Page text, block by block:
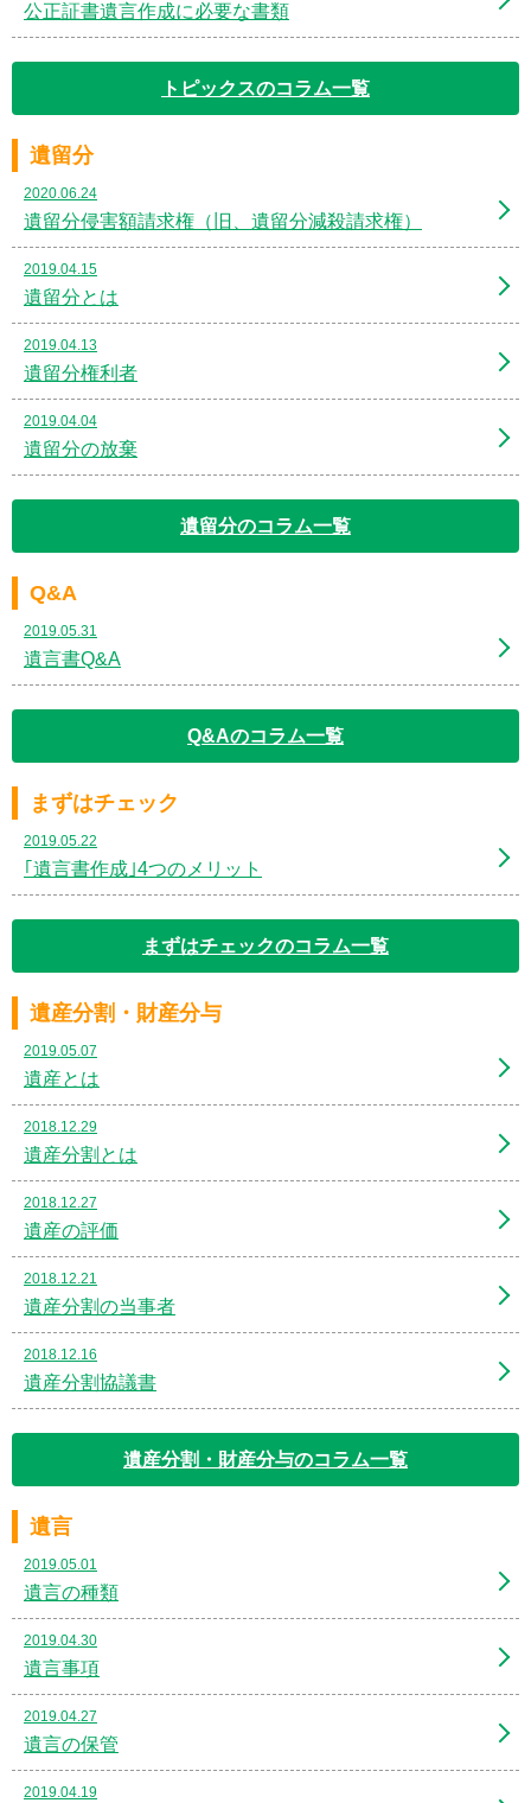
公正証書遺言作成に必要な書類
トピックスのコラム一覧
遺留分
2020.06.24
遺留分侵害額請求権（旧、遺留分減殺請求権）
2019.04.15
遺留分とは
2019.04.13
遺留分権利者
2019.04.04
遺留分の放棄
遺留分のコラム一覧
Q&A
2019.05.31
遺言書Q&A
Q&Aのコラム一覧
まずはチェック
2019.05.22
｢遺言書作成｣4つのメリット
まずはチェックのコラム一覧
遺産分割・財産分与
2019.05.07
遺産とは
2018.12.29
遺産分割とは
2018.12.27
遺産の評価
2018.12.21
遺産分割の当事者
2018.12.16
遺産分割協議書
遺産分割・財産分与のコラム一覧
遺言
2019.05.01
遺言の種類
2019.04.30
遺言事項
2019.04.27
遺言の保管
2019.04.19